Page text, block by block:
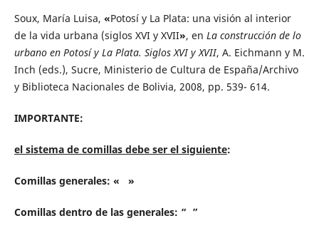
Soux, María Luisa, «Potosí y La Plata: una visión al interior
de la vida urbana (siglos XVI y XVII», en La construcción de lo
urbano en Potosí y La Plata. Siglos XVI y XVII, A. Eichmann y M.
Inch (eds.), Sucre, Ministerio de Cultura de España/Archivo
y Biblioteca Nacionales de Bolivia, 2008, pp. 539- 614.
IMPORTANTE:
el sistema de comillas debe ser el siguiente:
Comillas generales: « »
Comillas dentro de las generales: “ ”